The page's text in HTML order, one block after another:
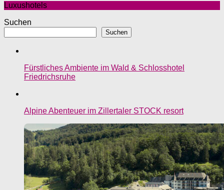
Luxushotels
Suchen
Suchen
Fürstliches Ambiente im Wald & Schlosshotel
Friedrichsruhe
Alpine Abenteuer im Zillertaler STOCK resort